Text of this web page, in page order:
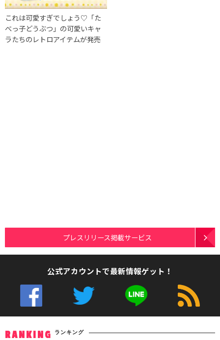
これは可愛すぎでしょう♡「た
べっ子どうぶつ」の可愛いキャ
ラたちのレトロアイテムが発売
プレスリリース掲載サービス
公式アカウントで最新情報ゲット！
RANKING ランキング